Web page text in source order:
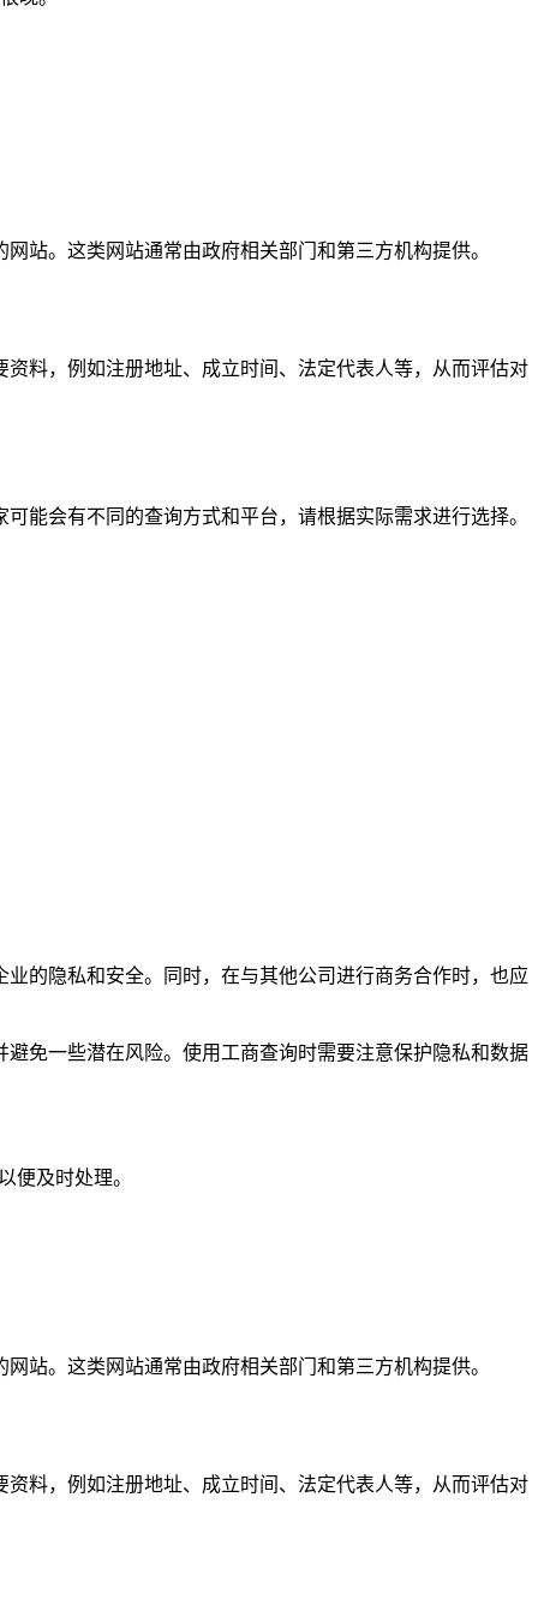
站。这类网站通常由政府相关部门和第三方机构提供。
料，例如注册地址、成立时间、法定代表人等，从而评估对
能会有不同的查询方式和平台，请根据实际需求进行选择。
的隐私和安全。同时，在与其他公司进行商务合作时，也应
免一些潜在风险。使用工商查询时需要注意保护隐私和数据
便及时处理。
站。这类网站通常由政府相关部门和第三方机构提供。
料，例如注册地址、成立时间、法定代表人等，从而评估对